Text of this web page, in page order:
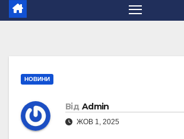
НОВИНИ
Від Admin
ЖОВ 1, 2025